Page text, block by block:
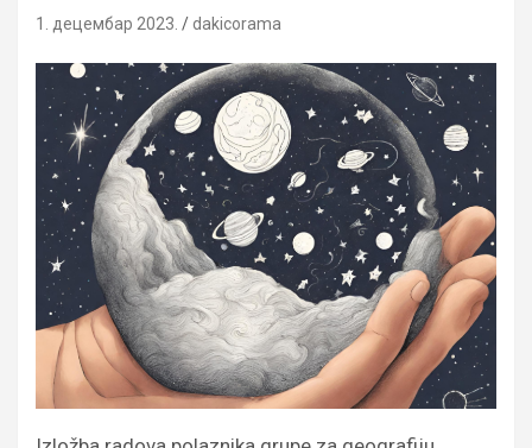
1. децембар 2023. dakicorama